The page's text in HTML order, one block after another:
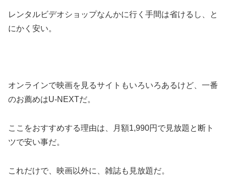
レンタルビデオショップなんかに行く手間は省けるし、と
にかく安い。
オンラインで映画を見るサイトもいろいろあるけど、一番
のお薦めはU-NEXTだ。
ここをおすすめする理由は、月額1,990円で見放題と断ト
ツで安い事だ。
これだけで、映画以外に、雑誌も見放題だ。